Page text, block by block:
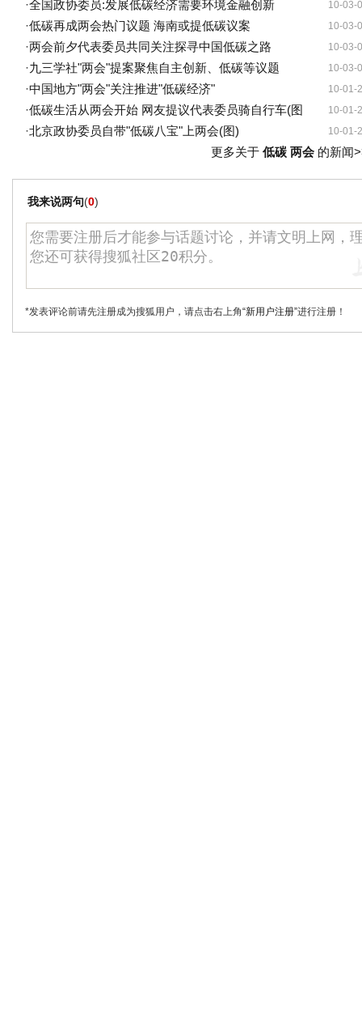
10-03-
·全国政协委员:发展低碳经济需要环境金融创新
10-03-
·低碳再成两会热门议题 海南或提低碳议案
10-03-
·两会前夕代表委员共同关注探寻中国低碳之路
10-03-
·九三学社"两会"提案聚焦自主创新、低碳等议题
10-01-
·中国地方"两会"关注推进"低碳经济"
10-01-
·低碳生活从两会开始 网友提议代表委员骑自行车(图
10-01-
·北京政协委员自带"低碳八宝"上两会(图)
更多关于 低碳 两会的新闻
我来说两句(0)
*发表评论前请先注册成为搜狐用户，请点击右上角“新用户注册”进行注册！